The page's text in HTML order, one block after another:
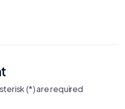
(*) are required